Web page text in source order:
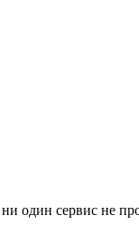
один сервис не